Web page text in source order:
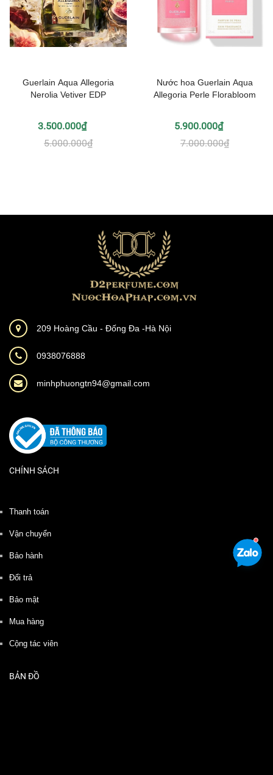
Guerlain Aqua Allegoria
Nerolia Vetiver EDP
3.500.000₫
5.000.000₫
Nước hoa Guerlain Aqua
Allegoria Perle Florabloom
5.900.000₫
7.000.000₫
209 Hoàng Cầu - Đống Đa -Hà Nội
0938076888
minhphuongtn94@gmail.com
CHÍNH SÁCH
Thanh toán
Vận chuyển
Bảo hành
Đổi trả
Bảo mật
Mua hàng
Cộng tác viên
BẢN ĐỒ